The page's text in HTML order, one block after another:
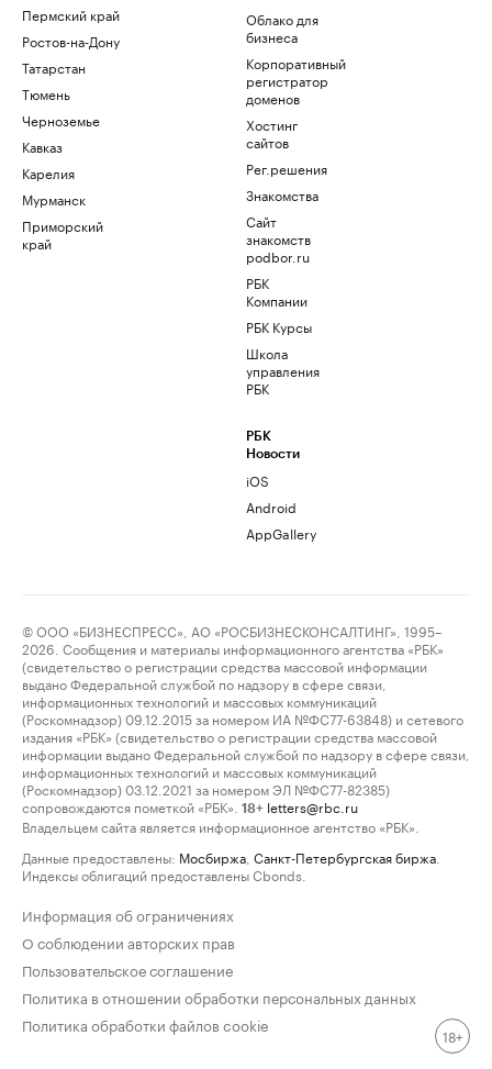
Пермский край
Ростов-на-Дону
Татарстан
Тюмень
Черноземье
Кавказ
Карелия
Мурманск
Приморский
край
Облако для
бизнеса
Корпоративный
регистратор
доменов
Хостинг
сайтов
Рег.решения
Знакомства
Сайт
знакомств
podbor.ru
РБК
Компании
РБК Курсы
Школа
управления
РБК
РБК
Новости
iOS
Android
AppGallery
© ООО «БИЗНЕСПРЕСС», АО «РОСБИЗНЕСКОНСАЛТИНГ», 1995–
2026. Сообщения и материалы информационного агентства «РБК»
(свидетельство о регистрации средства массовой информации
выдано Федеральной службой по надзору в сфере связи,
информационных технологий и массовых коммуникаций
(Роскомнадзор) 09.12.2015 за номером ИА №ФС77-63848) и сетевого
издания «РБК» (свидетельство о регистрации средства массовой
информации выдано Федеральной службой по надзору в сфере связи,
информационных технологий и массовых коммуникаций
(Роскомнадзор) 03.12.2021 за номером ЭЛ №ФС77-82385)
сопровождаются пометкой «РБК».
18+ letters@rbc.ru
Владельцем сайта является информационное агентство «РБК».
Данные предоставлены: Мосбиржа Санкт-Петербургская биржа
Индексы облигаций предоставлены Cbonds.
Информация об ограничениях
О соблюдении авторских прав
Пользовательское соглашение
Политика в отношении обработки персональных данных
Политика обработки файлов cookie
18+